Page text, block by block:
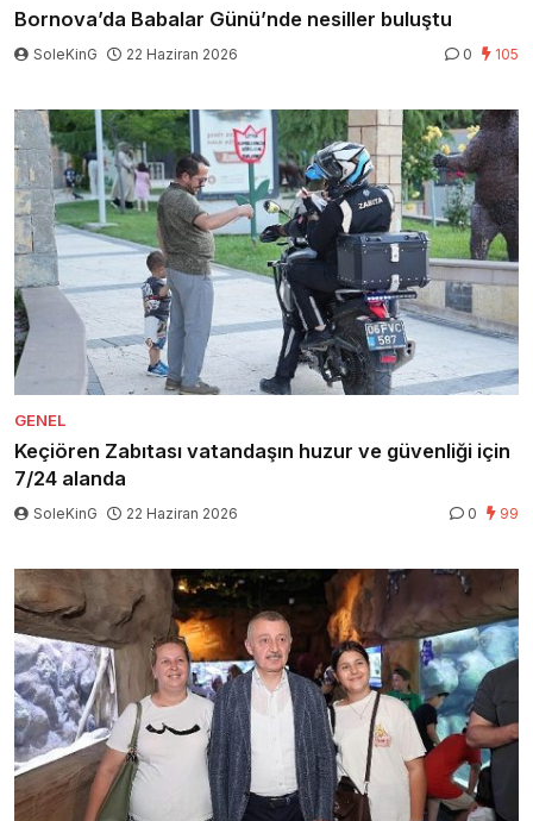
Bornova’da Babalar Günü’nde nesiller buluştu
SoleKinG 22 Haziran 2026 0 105
GENEL
Keçiören Zabıtası vatandaşın huzur ve güvenliği için
7/24 alanda
SoleKinG 22 Haziran 2026 0 99